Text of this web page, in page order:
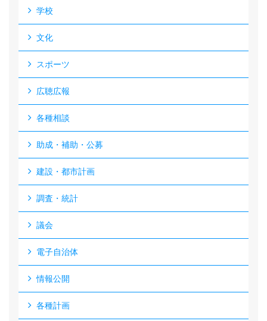
学校
文化
スポーツ
広聴広報
各種相談
助成・補助・公募
建設・都市計画
調査・統計
議会
電子自治体
情報公開
各種計画